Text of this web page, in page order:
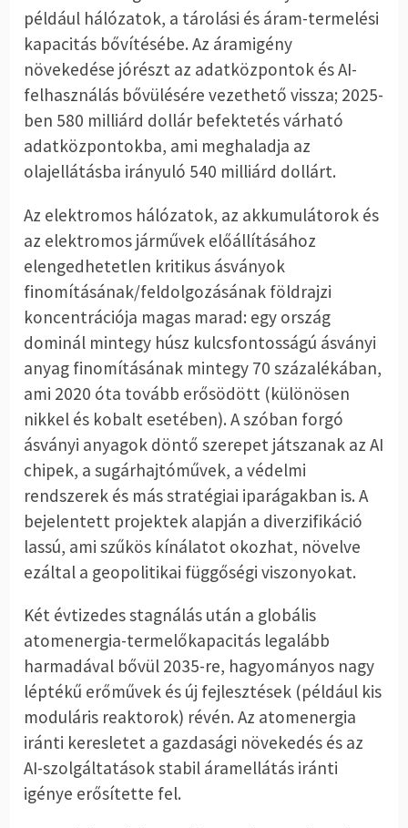
például hálózatok, a tárolási és áram-termelési
kapacitás bővítésébe. Az áramigény
növekedése jórészt az adatközpontok és AI-
felhasználás bővülésére vezethető vissza; 2025-
ben 580 milliárd dollár befektetés várható
adatközpontokba, ami meghaladja az
olajellátásba irányuló 540 milliárd dollárt.
Az elektromos hálózatok, az akkumulátorok és
az elektromos járművek előállításához
elengedhetetlen kritikus ásványok
finomításának/feldolgozásának földrajzi
koncentrációja magas marad: egy ország
dominál mintegy húsz kulcsfontosságú ásványi
anyag finomításának mintegy 70 százalékában,
ami 2020 óta tovább erősödött (különösen
nikkel és kobalt esetében). A szóban forgó
ásványi anyagok döntő szerepet játszanak az AI
chipek, a sugárhajtóművek, a védelmi
rendszerek és más stratégiai iparágakban is. A
bejelentett projektek alapján a diverzifikáció
lassú, ami szűkös kínálatot okozhat, növelve
ezáltal a geopolitikai függőségi viszonyokat.
Két évtizedes stagnálás után a globális
atomenergia-termelőkapacitás legalább
harmadával bővül 2035-re, hagyományos nagy
léptékű erőművek és új fejlesztések (például kis
moduláris reaktorok) révén. Az atomenergia
iránti keresletet a gazdasági növekedés és az
AI-szolgáltatások stabil áramellátás iránti
igénye erősítette fel.